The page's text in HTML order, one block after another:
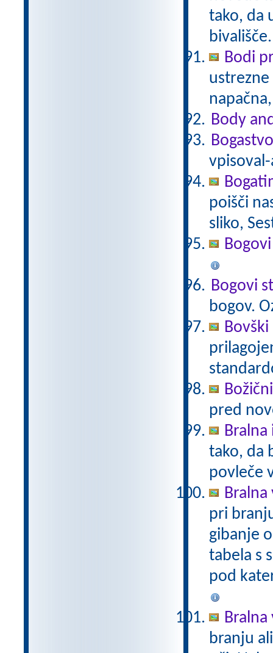
tako, da
Bodi
ustrezne
Body
poišči
sliko,
Bogovi
bogov.
pred
Bralna
tako, da
povleče
pri
gibanje
tabela s
pod
Bralna
branju